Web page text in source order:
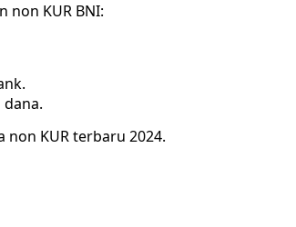
non KUR BNI:
KUR terbaru 2024.